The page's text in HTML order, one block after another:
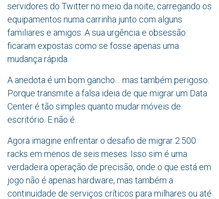
servidores do Twitter no meio da noite, carregando os
equipamentos numa carrinha junto com alguns
familiares e amigos. A sua urgência e obsessão
ficaram expostas como se fosse apenas uma
mudança rápida.
A anedota é um bom gancho… mas também perigoso.
Porque transmite a falsa ideia de que migrar um Data
Center é tão simples quanto mudar móveis de
escritório. E não é.
Agora imagine enfrentar o desafio de migrar 2.500
racks em menos de seis meses. Isso sim é uma
verdadeira operação de precisão, onde o que está em
jogo não é apenas hardware, mas também a
continuidade de serviços críticos para milhares ou até